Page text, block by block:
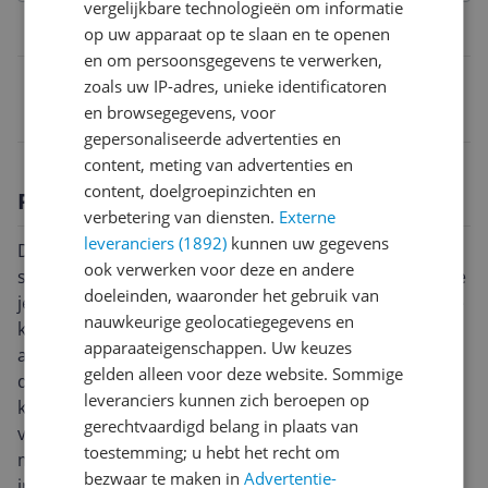
Belangrijkste kenmerken
3168430255913
Productomschrijving
De Salad Dressing Shaker van Tefal Ingenio is een
shaker waarmee je gemakkelijk een dressing maakt die
je kunt bewaren. Doordacht en vindingrijk, dat zijn de
keukenhulpjes uit de Tefal Ingenio lijn. Je wilt meteen
aan de slag! Deze lijn van keukenhulpjes combineert
design met materialen van hoge kwaliteit. Alle
keukenhulpen zijn vaatwasserbestendig en gemaakt
van stevige, duurzame materialen waardoor ze lang
meegaan. Voor buitengewone prestaties op een
vergelijkbare technologieën om informatie
op uw apparaat op te slaan en te openen
en om persoonsgegevens te verwerken,
zoals uw IP-adres, unieke identificatoren
en browsegegevens, voor
gepersonaliseerde advertenties en
content, meting van advertenties en
content, doelgroepinzichten en
verbetering van diensten. Externe
leveranciers (1892) kunnen uw gegevens
ook verwerken voor deze en andere
doeleinden, waaronder het gebruik van
nauwkeurige geolocatiegegevens en
apparaateigenschappen. Uw keuzes
gelden alleen voor deze website. Sommige
leveranciers kunnen zich beroepen op
gerechtvaardigd belang in plaats van
toestemming; u hebt het recht om
bezwaar te maken inAdvertentie-